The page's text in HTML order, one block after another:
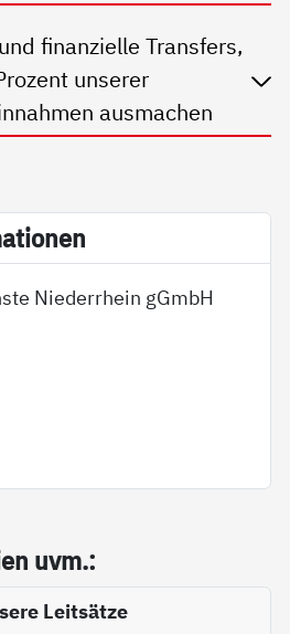
finanzielle Transfers,
unserer
ausmachen
Niederrhein gGmbH
uvm.:
Leitsätze